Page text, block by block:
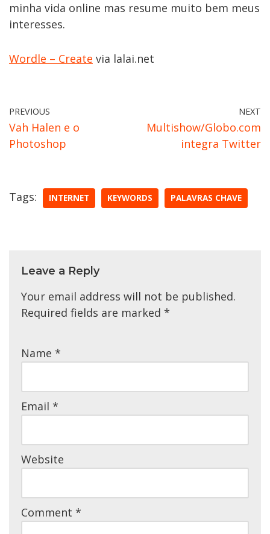
minha vida online mas resume muito bem meus
interesses.
Wordle – Create via lalai.net
PREVIOUS
Vah Halen e o
Photoshop
NEXT
Multishow/Globo.com
integra Twitter
Tags: INTERNET KEYWORDS PALAVRAS CHAVE
Leave a Reply
Your email address will not be published.
Required fields are marked *
Name *
Email *
Website
Comment *